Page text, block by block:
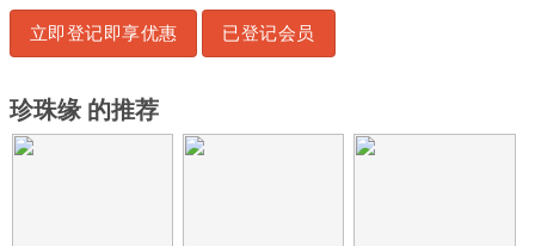
立即登记即享优惠 已登记会员
珍珠缘 的推荐